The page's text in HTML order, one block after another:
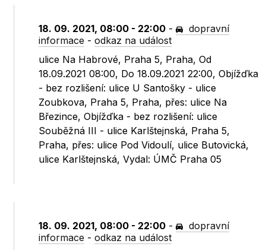
18. 09. 2021, 08:00 - 22:00 -
dopravní
informace -odkaz na událost
ulice Na Habrové, Praha 5, Praha, Od
18.09.2021 08:00, Do 18.09.2021 22:00, Objížďka
- bez rozlišení: ulice U Santošky - ulice
Zoubkova, Praha 5, Praha, přes: ulice Na
Březince, Objížďka - bez rozlišení: ulice
Souběžná III - ulice Karlštejnská, Praha 5,
Praha, přes: ulice Pod Vidoulí, ulice Butovická,
ulice Karlštejnská, Vydal: ÚMČ Praha 05
18. 09. 2021, 08:00 - 22:00 -
dopravní
informace -odkaz na událost